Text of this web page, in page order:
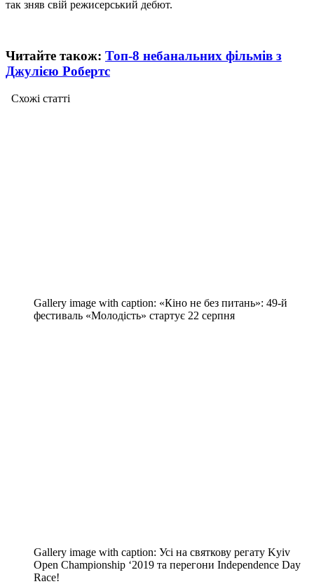
так зняв свій режисерський дебют.
Читайте також: Топ-8 небанальних фільмів з
Джулією Робертс
Схожі статтi
Gallery image with caption: «Кіно не без питань»: 49-й
фестиваль «Молодість» стартує 22 серпня
Gallery image with caption: Усі на святкову регату Kyiv
Open Championship ‘2019 та перегони Independence Day
Race!